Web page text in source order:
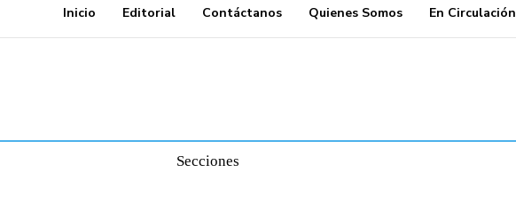
Inicio Editorial Contáctanos Quienes Somos En Circulación
Secciones